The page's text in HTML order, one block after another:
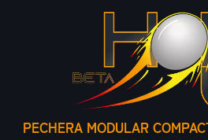
PECHERA MODULAR